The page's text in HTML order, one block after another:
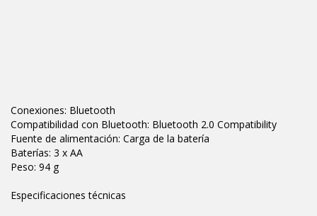
Conexiones: Bluetooth
Compatibilidad con Bluetooth: Bluetooth 2.0 Compatibility
Fuente de alimentación: Carga de la batería
Baterías: 3 x AA
Peso: 94 g
Especificaciones técnicas